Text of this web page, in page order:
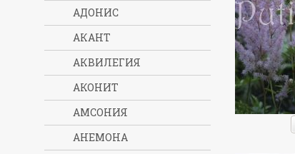
АДОНИС
АКАНТ
АКВИЛЕГИЯ
АКОНИТ
АМСОНИЯ
АНЕМОНА